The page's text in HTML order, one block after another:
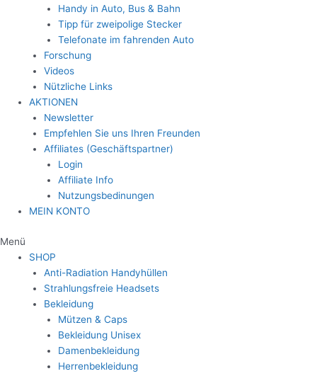
Handy in Auto, Bus & Bahn
Tipp für zweipolige Stecker
Telefonate im fahrenden Auto
Forschung
Videos
Nützliche Links
AKTIONEN
Newsletter
Empfehlen Sie uns Ihren Freunden
Affiliates (Geschäftspartner)
Login
Affiliate Info
Nutzungsbedinungen
MEIN KONTO
Menü
SHOP
Anti-Radiation Handyhüllen
Strahlungsfreie Headsets
Bekleidung
Mützen & Caps
Bekleidung Unisex
Damenbekleidung
Herrenbekleidung